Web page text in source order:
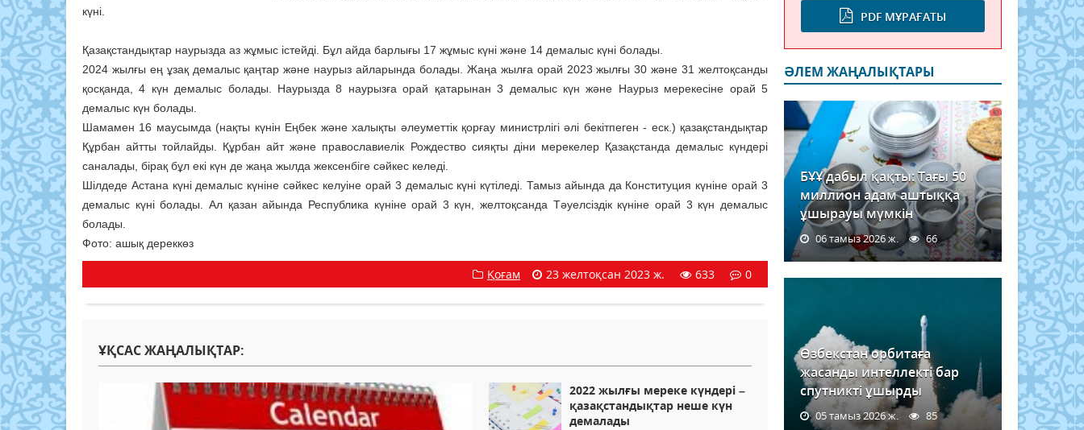
күні.
Қазақстандықтар наурызда аз жұмыс істейді. Бұл айда барлығы 17 жұмыс күні және 14 демалыс күні болады.
2024 жылғы ең ұзақ демалыс қаңтар және наурыз айларында болады. Жаңа жылға орай 2023 жылғы 30 және 31 желтоқсанды
қосқанда, 4 күн демалыс болады. Наурызда 8 наурызға орай қатарынан 3 демалыс күн және Наурыз мерекесіне орай 5
демалыс күн болады.
Шамамен 16 маусымда (нақты күнін Еңбек және халықты әлеуметтік қорғау министрлігі әлі бекітпеген - еск.) қазақстандықтар
Құрбан айтты тойлайды. Құрбан айт және православиелік Рождество сияқты діни мерекелер Қазақстанда демалыс күндері
саналады, бірақ бұл екі күн де жаңа жылда жексенбіге сәйкес келеді.
Шілдеде Астана күні демалыс күніне сәйкес келуіне орай 3 демалыс күні күтіледі. Тамыз айында да Конституция күніне орай 3
демалыс күні болады. Ал қазан айында Республика күніне орай 3 күн, желтоқсанда Тәуелсіздік күніне орай 3 күн демалыс
болады.
Фото: ашық дереккөз
Қоғам 23 желтоқсан 2023 ж. 633 0
ҰҚСАС ЖАҢАЛЫҚТАР:
2022 жылғы мереке күндері –
қазақстандықтар неше күн
демалады
PDF МҰРАҒАТЫ
ӘЛЕМ ЖАҢАЛЫҚТАРЫ
БҰҰ дабыл қақты: Тағы 50
миллион адам аштыққа
ұшырауы мүмкін
06 тамыз 2026 ж. 66
Өзбекстан орбитаға
жасанды интеллекті бар
спутникті ұшырды
05 тамыз 2026 ж. 85